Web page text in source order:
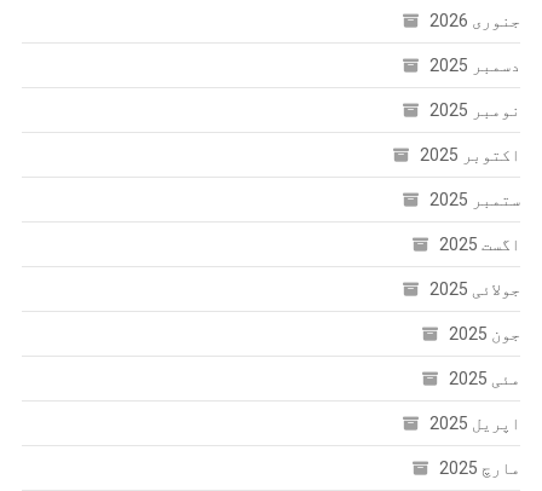
جنوری 2026
دسمبر 2025
نومبر 2025
اکتوبر 2025
ستمبر 2025
اگست 2025
جولائی 2025
جون 2025
مئی 2025
اپریل 2025
مارچ 2025